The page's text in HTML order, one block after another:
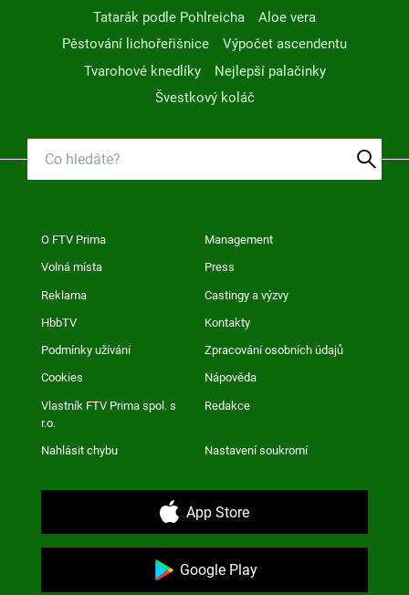
Tatarák podle Pohlreicha
Aloe vera
Pěstování lichořeřišnice
Výpočet ascendentu
Tvarohové knedlíky
Nejlepší palačinky
Švestkový koláč
O FTV Prima Management
Volná místa Press
Reklama Castingy a výzvy
HbbTV Kontakty
Podmínky užívání Zpracování osobních údajů
Cookies Nápověda
Vlastník FTV Prima spol. s
r.o.
Redakce
Nahlásit chybu Nastavení soukromí
App Store
Google Play